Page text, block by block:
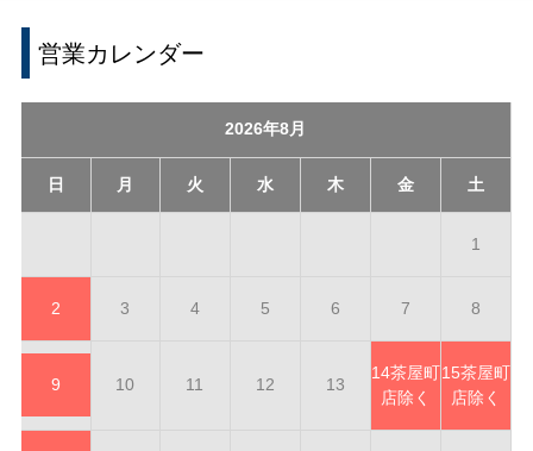
営業カレンダー
2026年8月
日 月 火 水 木 金 土
1
2 3 4 5 6 7 8
9 10 11 12 13
14茶屋町
店除く
15茶屋町
店除く